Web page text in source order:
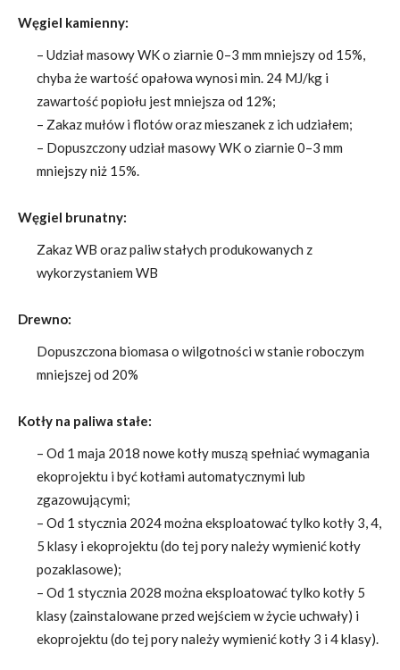
Węgiel kamienny:
– Udział masowy WK o ziarnie 0–3 mm mniejszy od 15%,
chyba że wartość opałowa wynosi min. 24 MJ/kg i
zawartość popiołu jest mniejsza od 12%;
– Zakaz mułów i flotów oraz mieszanek z ich udziałem;
– Dopuszczony udział masowy WK o ziarnie 0–3 mm
mniejszy niż 15%.
Węgiel brunatny:
Zakaz WB oraz paliw stałych produkowanych z
wykorzystaniem WB
Drewno:
Dopuszczona biomasa o wilgotności w stanie roboczym
mniejszej od 20%
Kotły na paliwa stałe:
– Od 1 maja 2018 nowe kotły muszą spełniać wymagania
ekoprojektu i być kotłami automatycznymi lub
zgazowującymi;
– Od 1 stycznia 2024 można eksploatować tylko kotły 3, 4,
5 klasy i ekoprojektu (do tej pory należy wymienić kotły
pozaklasowe);
– Od 1 stycznia 2028 można eksploatować tylko kotły 5
klasy (zainstalowane przed wejściem w życie uchwały) i
ekoprojektu (do tej pory należy wymienić kotły 3 i 4 klasy).